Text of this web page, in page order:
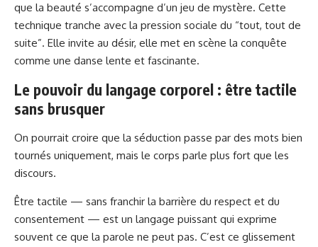
que la beauté s’accompagne d’un jeu de mystère. Cette
technique tranche avec la pression sociale du “tout, tout de
suite”. Elle invite au désir, elle met en scène la conquête
comme une danse lente et fascinante.
Le pouvoir du langage corporel : être tactile
sans brusquer
On pourrait croire que la séduction passe par des mots bien
tournés uniquement, mais le corps parle plus fort que les
discours.
Être tactile — sans franchir la barrière du respect et du
consentement — est un langage puissant qui exprime
souvent ce que la parole ne peut pas. C’est ce glissement